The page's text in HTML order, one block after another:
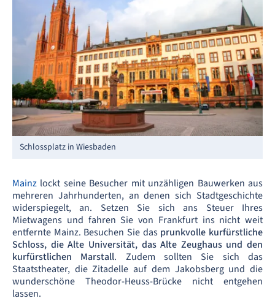
Schlossplatz in Wiesbaden
Mainz lockt seine Besucher mit unzähligen Bauwerken aus
mehreren Jahrhunderten, an denen sich Stadtgeschichte
widerspiegelt, an. Setzen Sie sich ans Steuer Ihres
Mietwagens und fahren Sie von Frankfurt ins nicht weit
entfernte Mainz. Besuchen Sie das prunkvolle kurfürstliche
Schloss, die Alte Universität, das Alte Zeughaus und den
kurfürstlichen Marstall. Zudem sollten Sie sich das
Staatstheater, die Zitadelle auf dem Jakobsberg und die
wunderschöne Theodor-Heuss-Brücke nicht entgehen
lassen.